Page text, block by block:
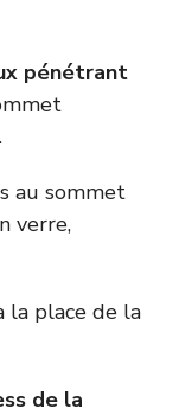
pénétrant
au sommet
verre,
la place de la
de la